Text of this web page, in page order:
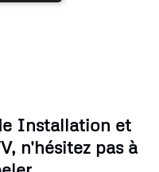
Installation et
n'hésitez pas à